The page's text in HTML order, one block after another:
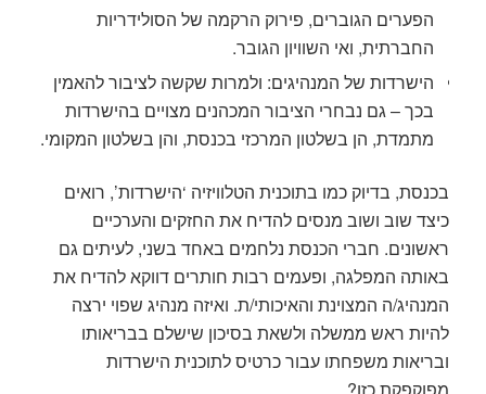
הפערים הגוברים, פירוק הרקמה של הסולידריות
החברתית, ואי השוויון הגובר.
הישרדות של המנהיגים: ולמרות שקשה לציבור להאמין
בכך – גם נבחרי הציבור המכהנים מצויים בהישרדות
מתמדת, הן בשלטון המרכזי בכנסת, והן בשלטון המקומי.
בכנסת, בדיוק כמו בתוכנית הטלוויזיה ‘הישרדות’, רואים
כיצד שוב ושוב מנסים להדיח את החזקים והערכיים
ראשונים. חברי הכנסת נלחמים באחד בשני, לעיתים גם
באותה המפלגה, ופעמים רבות חותרים דווקא להדיח את
המנהיג/ה המצוינת והאיכותי/ת. ואיזה מנהיג שפוי ירצה
להיות ראש ממשלה ולשאת בסיכון שישלם בבריאותו
ובריאות משפחתו עבור כרטיס לתוכנית הישרדות
מפוקפקת כזו?